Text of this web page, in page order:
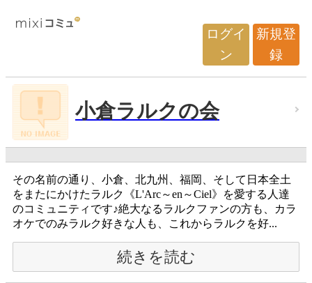
ログイ
ン
新規登
録
小倉ラルクの会
その名前の通り、小倉、北九州、福岡、そして日本全土
をまたにかけたラルク《L'Arc～en～Ciel》を愛する人達
のコミュニティです♪絶大なるラルクファンの方も、カラ
オケでのみラルク好きな人も、これからラルクを好...
続きを読む